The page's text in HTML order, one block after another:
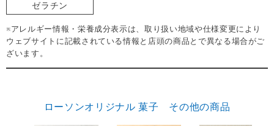
ゼラチン
※アレルギー情報・栄養成分表示は、取り扱い地域や仕様変更により
ウェブサイトに記載されている情報と店頭の商品とで異なる場合がご
ざいます。
ローソンオリジナル 菓子 その他の商品